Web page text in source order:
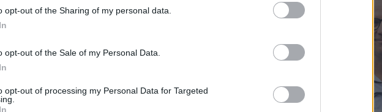
opt-out of the Sharing of my personal data.
opt-out of the Sale of my Personal Data.
opt-out of processing my Personal Data for Targeted
bővítve ebben a cikkben olvasható!
az első adatokat és visszajelzéseket a
kapcsán – tudta meg